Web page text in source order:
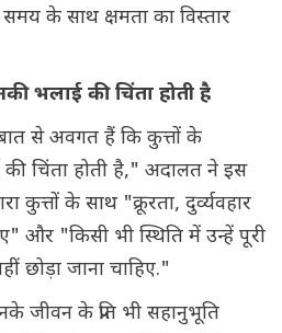
के साथ क्षमता का विस्तार
भलाई की चिंता होती है
से अवगत हैं कि कुत्तों के
चिंता होती है," अदालत ने इस
कुत्तों के साथ "क्रूरता, दुर्व्यवहार
और "किसी भी स्थिति में उन्हें पूरी
छोड़ा जाना चाहिए."
जीवन के प्रति भी सहानुभूति